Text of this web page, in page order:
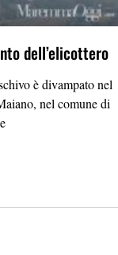
dell’elicottero
è divampato nel
nel comune di